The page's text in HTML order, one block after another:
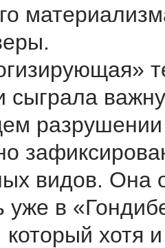
видов. Она
уже в
хотя